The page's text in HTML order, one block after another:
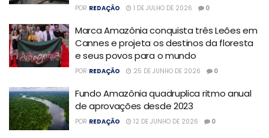
POR REDAÇÃO 1 DE JULHO DE 2026 0
Marca Amazônia conquista três Leões em
Cannes e projeta os destinos da floresta
e seus povos para o mundo
POR REDAÇÃO 25 DE JUNHO DE 2026 0
Fundo Amazônia quadruplica ritmo anual
de aprovações desde 2023
POR REDAÇÃO 12 DE JUNHO DE 2026 0